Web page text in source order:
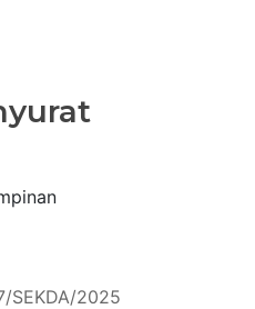
SEKDA/2025